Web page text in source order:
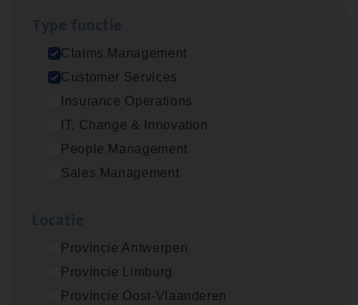
Claims Management
Customer Services
Insurance Operations
IT, Change & Innovation
People Management
Sales Management
Provincie Antwerpen
Provincie Limburg
Provincie Oost-Vlaanderen
Claims­hand­ler Fleet&
Claims Management
Antwerpen
Cus­to­mer Care Expert
Antwerpen